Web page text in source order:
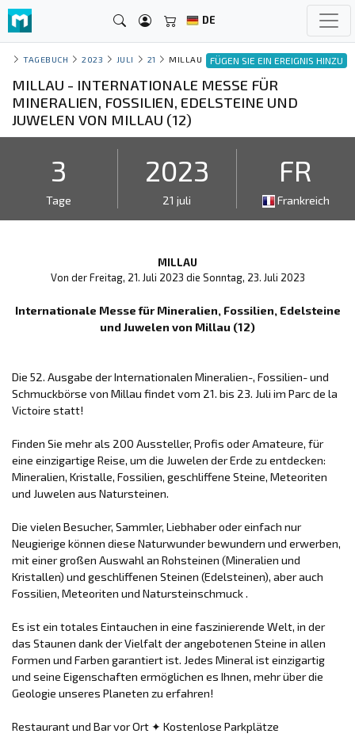
DE
FÜGEN SIE EIN EREIGNIS HINZU
TAGEBUCH 2023 JULI 21 MILLAU
MILLAU - INTERNATIONALE MESSE FÜR
MINERALIEN, FOSSILIEN, EDELSTEINE UND
JUWELEN VON MILLAU (12)
3
Tage
2023
21 juli
FR
Frankreich
MILLAU
Von der Freitag, 21. Juli 2023 die Sonntag, 23. Juli 2023
Internationale Messe für Mineralien, Fossilien, Edelsteine
und Juwelen von Millau (12)
Die 52. Ausgabe der Internationalen Mineralien-, Fossilien- und
Schmuckbörse von Millau findet vom 21. bis 23. Juli im Parc de la
Victoire statt!
Finden Sie mehr als 200 Aussteller, Profis oder Amateure, für
eine einzigartige Reise, um die Juwelen der Erde zu entdecken:
Mineralien, Kristalle, Fossilien, geschliffene Steine, Meteoriten
und Juwelen aus Natursteinen.
Die vielen Besucher, Sammler, Liebhaber oder einfach nur
Neugierige können diese Naturwunder bewundern und erwerben,
mit einer großen Auswahl an Rohsteinen (Mineralien und
Kristallen) und geschliffenen Steinen (Edelsteinen), aber auch
Fossilien, Meteoriten und Natursteinschmuck .
Es ist ein totales Eintauchen in eine faszinierende Welt, in der
das Staunen dank der Vielfalt der angebotenen Steine ​​in allen
Formen und Farben garantiert ist. Jedes Mineral ist einzigartig
und seine Eigenschaften ermöglichen es Ihnen, mehr über die
Geologie unseres Planeten zu erfahren!
Restaurant und Bar vor Ort ✦ Kostenlose Parkplätze